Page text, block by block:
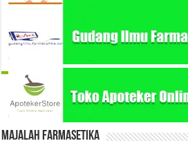
Majalah Farmasetika